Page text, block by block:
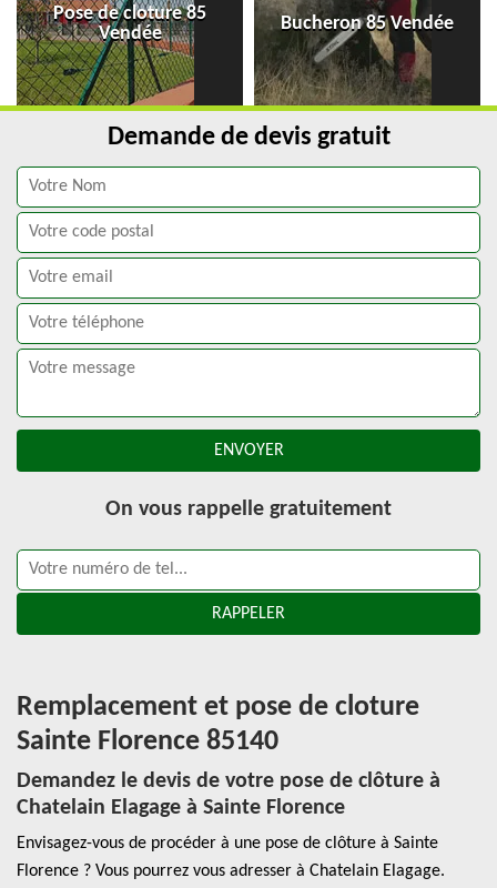
Pose de cloture 85
Vendée
Bucheron 85 Vendée
Demande de devis gratuit
On vous rappelle gratuitement
Remplacement et pose de cloture
Sainte Florence 85140
Demandez le devis de votre pose de clôture à
Chatelain Elagage à Sainte Florence
Envisagez-vous de procéder à une pose de clôture à Sainte
Florence ? Vous pourrez vous adresser à Chatelain Elagage.